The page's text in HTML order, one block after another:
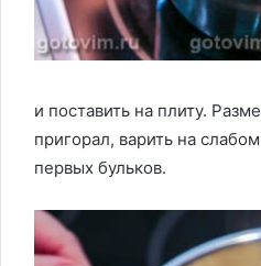
и поставить на плиту.
пригорал, варить на
первых бульков.